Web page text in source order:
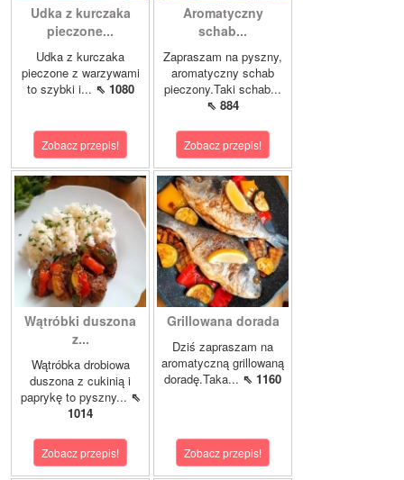
Udka z kurczaka
pieczone...
Udka z kurczaka
pieczone z warzywami
to szybki i... ⇖ 1080
Zobacz przepis!
Aromatyczny
schab...
Zapraszam na pyszny,
aromatyczny schab
pieczony.Taki schab...
⇖ 884
Zobacz przepis!
Wątróbki duszona
z...
Wątróbka drobiowa
duszona z cukinią i
paprykę to pyszny... ⇖
1014
Zobacz przepis!
Grillowana dorada
Dziś zapraszam na
aromatyczną grillowaną
doradę.Taka... ⇖ 1160
Zobacz przepis!